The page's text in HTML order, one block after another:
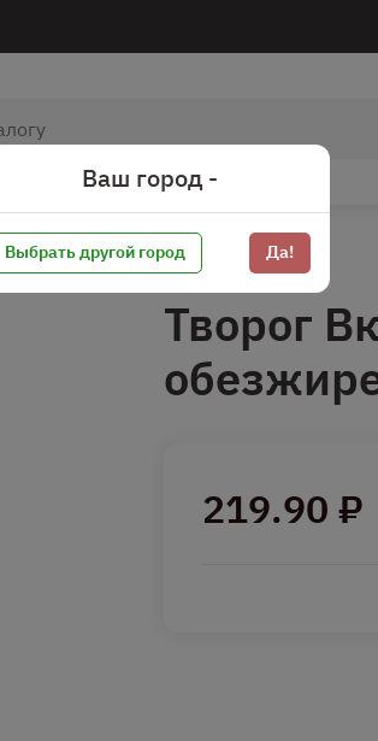
Творог классический*
Творог
219.90 ₽
Ваш город -
Выбрать другой город Да!